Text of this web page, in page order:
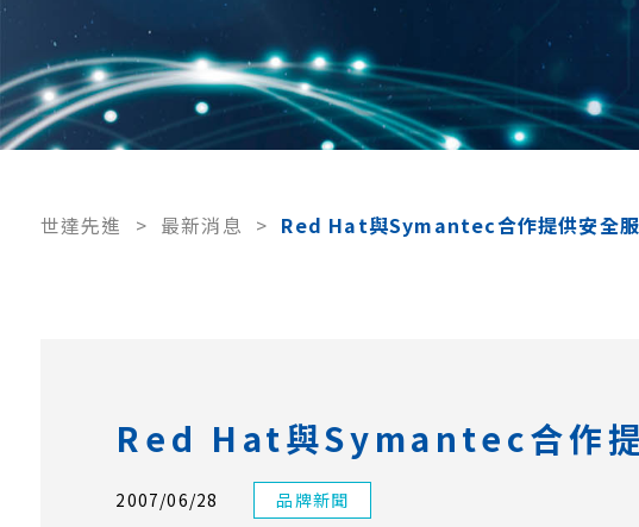
世達先進 > 最新消息 > Red Hat與Symantec合作提供安全
Red Hat與Symantec合作
2007/06/28 品牌新聞